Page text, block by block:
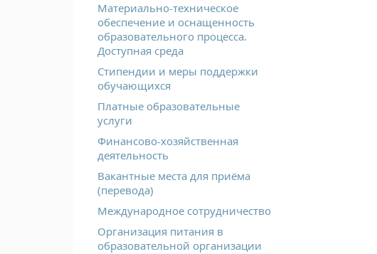
Материально-техническое
обеспечение и оснащенность
образовательного процесса.
Доступная среда
Стипендии и меры поддержки
обучающихся
Платные образовательные
услуги
Финансово-хозяйственная
деятельность
Вакантные места для приёма
(перевода)
Международное сотрудничество
Организация питания в
образовательной организации